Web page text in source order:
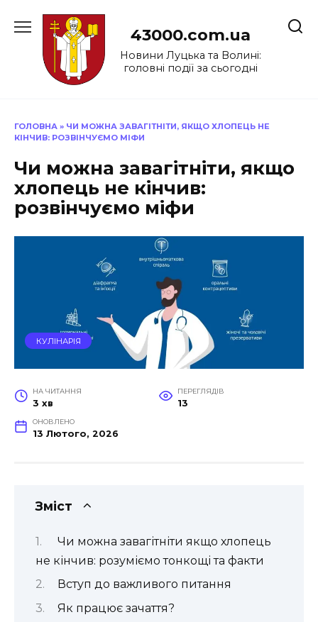
до
43000.com.ua
Новини Луцька та Волині:
головні події за сьогодні
ГОЛОВНА » ЧИ МОЖНА ЗАВАГІТНІТИ, ЯКЩО ХЛОПЕЦЬ НЕ
КІНЧИВ: РОЗВІНЧУЄМО МІФИ
Чи можна завагітніти, якщо
хлопець не кінчив:
розвінчуємо міфи
КУЛІНАРІЯ
НА ЧИТАННЯ
3 хв
ПЕРЕГЛЯДІВ
13
ОНОВЛЕНО
13 Лютого, 2026
Зміст
Чи можна завагітніти якщо хлопець
не кінчив: розуміємо тонкощі та факти
Вступ до важливого питання
Як працює зачаття?